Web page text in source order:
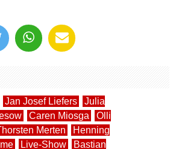
Jan Josef Liefers
Julia
Caren Miosga
Olli
Merten
Henning
Live-Show Bastian